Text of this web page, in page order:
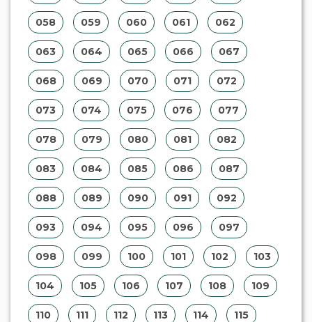
058 059 060 061 062
063 064 065 066 067
068 069 070 071 072
073 074 075 076 077
078 079 080 081 082
083 084 085 086 087
088 089 090 091 092
093 094 095 096 097
098 099 100 101 102 103
104 105 106 107 108 109
110 111 112 113 114 115